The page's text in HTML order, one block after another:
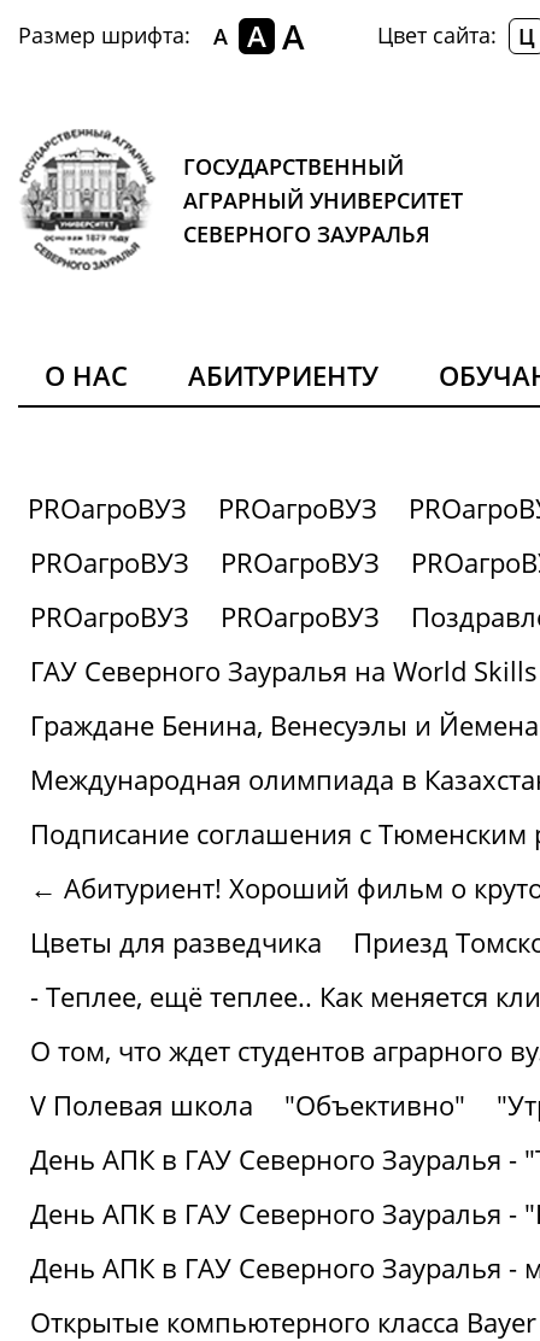
Размер шрифта: A A A Цвет сайта: Ц
ГОСУДАРСТВЕННЫЙ
АГРАРНЫЙ УНИВЕРСИТЕТ
СЕВЕРНОГО ЗАУРАЛЬЯ
О НАС АБИТУРИЕНТУ
PROагроВУЗ PROагроВУЗ
PROагроВУЗ
PROагроВУЗ
PROагроВУЗ
PROагроВУЗ
ГАУ Северного Зауралья на World
Граждане Бенина, Венесуэлы и
Международная олимпиада в
Подписание соглашения с Тюменским
← Абитуриент! Хороший фильм о
Цветы для разведчика
Приезд
- Теплее, ещё теплее.. Как меняется
О том, что ждет студентов аграрного
V Полевая школа
"Объективно"
День АПК в ГАУ Северного Зауралья -
День АПК в ГАУ Северного Зауралья -
День АПК в ГАУ Северного Зауралья -
Открытые компьютерного класса Bayer